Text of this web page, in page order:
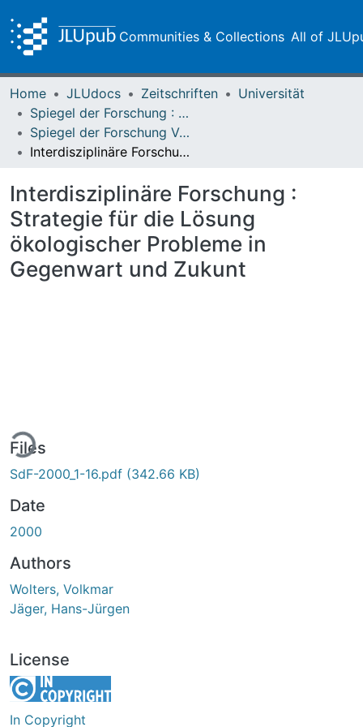
Communities & Collections All of
Home JLUdocs Zeitschriften
Universität
Spiegel der Forschung : Wissenschaftsmagazin
Spiegel der Forschung Vol. 17 (2000) Heft 1
Interdisziplinäre Forschung : Strategie für die Lösung ökologischer Probleme in Gegenwart und Zukunt
Interdisziplinäre Forschung :
Strategie für die Lösung
ökologischer Probleme in
Gegenwart und Zukunt
Files
SdF-2000_1-16.pdf (342.66 KB)
Date
2000
Authors
Wolters, Volkmar
Jäger, Hans-Jürgen
License
In Copyright